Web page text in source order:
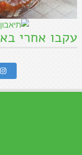
עקבו אחרי